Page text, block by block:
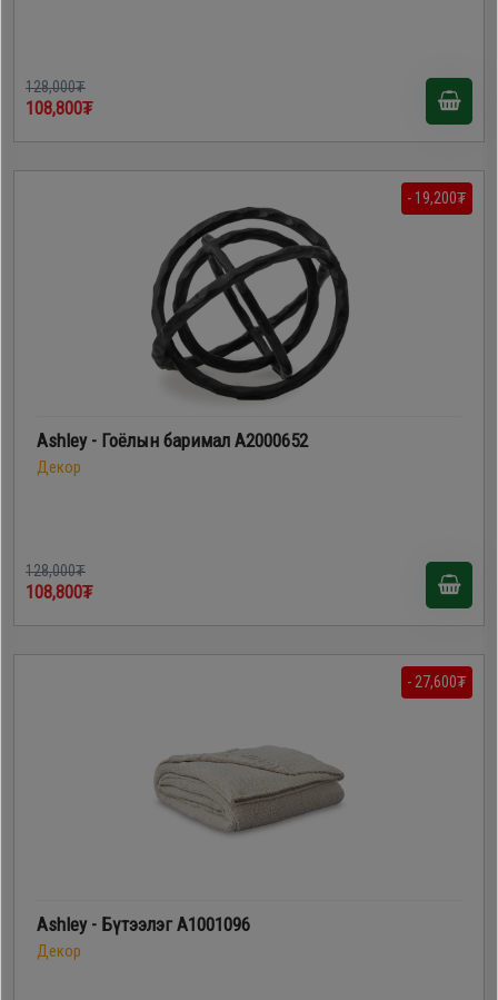
128,000₮
108,800₮
- 19,200₮
Ashley - Гоёлын баримал A2000652
Декор
128,000₮
108,800₮
- 27,600₮
Ashley - Бүтээлэг A1001096
Декор